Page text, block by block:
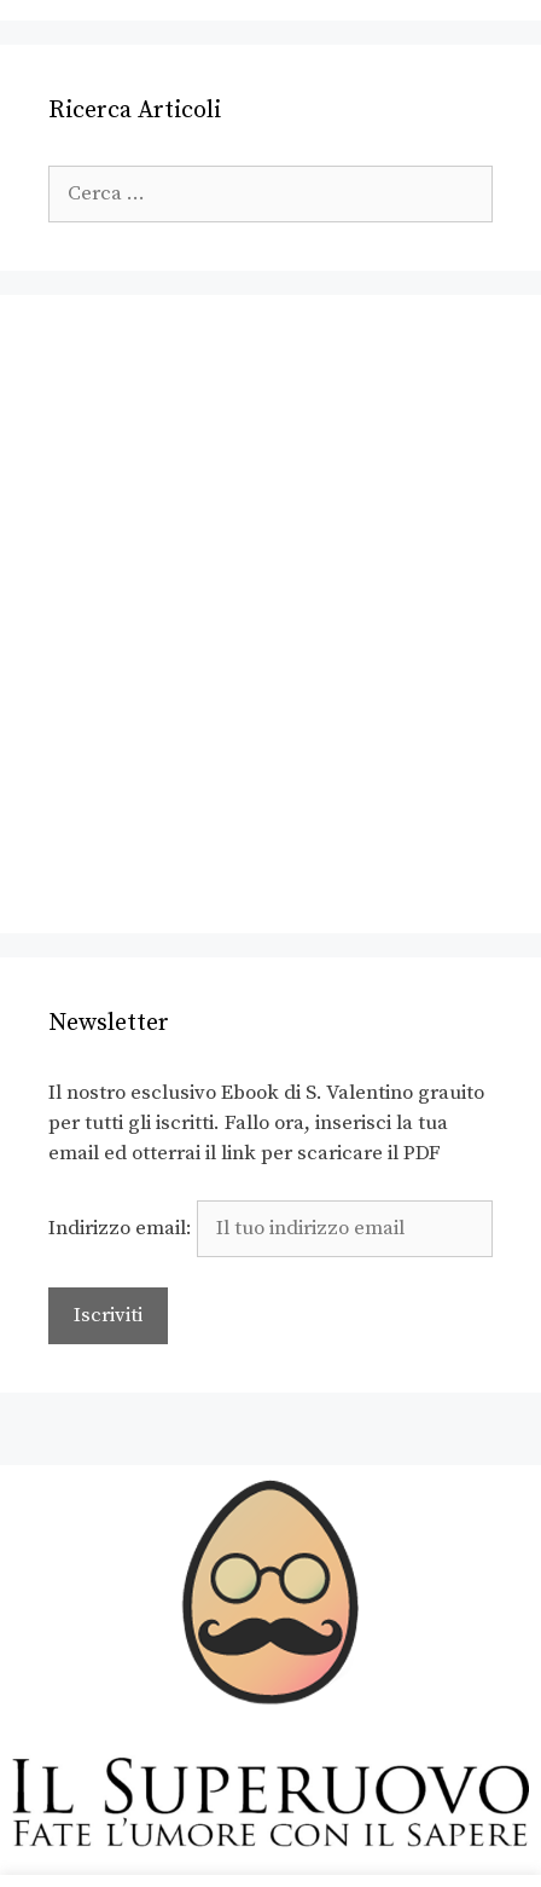
Ricerca Articoli
Newsletter
Il nostro esclusivo Ebook di S. Valentino grauito
per tutti gli iscritti. Fallo ora, inserisci la tua
email ed otterrai il link per scaricare il PDF
Indirizzo email: